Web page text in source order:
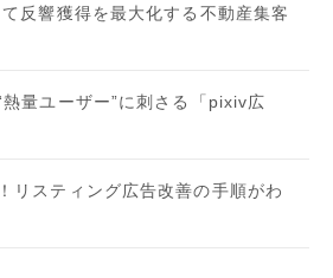
反響獲得を最大化する不動産集客
熱量ユーザー”に刺さる「pixiv広
リスティング広告改善の手順がわ